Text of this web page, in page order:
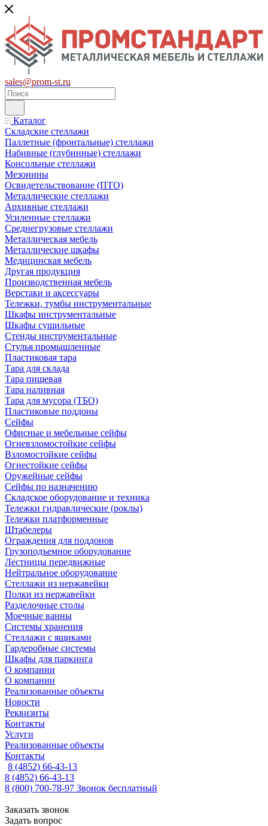
sales@prom-st.ru
Каталог
Складские стеллажи
Паллетные (фронтальные) стеллажи
Набивные (глубинные) стеллажи
Консольные стеллажи
Мезонины
Освидетельствование (ПТО)
Металлические стеллажи
Архивные стеллажи
Усиленные стеллажи
Среднегрузовые стеллажи
Металлическая мебель
Металлические шкафы
Медицинская мебель
Другая продукция
Производственная мебель
Верстаки и аксессуары
Тележки, тумбы инструментальные
Шкафы инструментальные
Шкафы сушильные
Стенды инструментальные
Cтулья промышленные
Пластиковая тара
Тара для склада
Тара пищевая
Тара наливная
Тара для мусора (ТБО)
Пластиковые поддоны
Сейфы
Офисные и мебельные сейфы
Огневзломостойкие сейфы
Взломостойкие сейфы
Огнестойкие сейфы
Оружейные сейфы
Сейфы по назначению
Складское оборудование и техника
Тележки гидравлические (роклы)
Тележки платформенные
Штабелеры
Ограждения для поддонов
Грузоподъемное оборудование
Лестницы передвижные
Нейтральное оборудование
Стеллажи из нержавейки
Полки из нержавейки
Разделочные столы
Моечные ванны
Системы хранения
Стеллажи с ящиками
Гардеробные системы
Шкафы для паркинга
О компании
О компании
Реализованные объекты
Новости
Реквизиты
Контакты
Услуги
Реализованные объекты
Контакты
8 (4852) 66-43-13
8 (4852) 66-43-13
8 (800) 700-78-97 Звонок бесплатный
Заказать звонок
Задать вопрос